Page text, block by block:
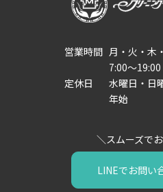
営業時間 月・火・木
7:00～19:00
定休日
水曜日・日
年始
LINEでお問い